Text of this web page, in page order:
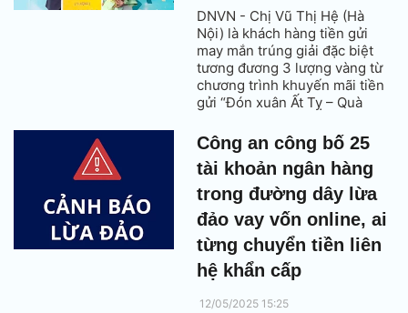
DNVN - Chị Vũ Thị Hệ (Hà
Nội) là khách hàng tiền gửi
may mắn trúng giải đặc biệt
tương đương 3 lượng vàng từ
chương trình khuyến mãi tiền
gửi “Đón xuân Ất Tỵ – Quà
Công an công bố 25
tài khoản ngân hàng
trong đường dây lừa
đảo vay vốn online, ai
từng chuyển tiền liên
hệ khẩn cấp
12/05/2025 15:25